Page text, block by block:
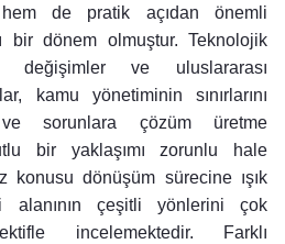
de pratik açıdan önemli
bir dönem olmuştur. Teknolojik
değişimler ve uluslararası
kamu yönetiminin sınırlarını
ve sorunlara çözüm üretme
bir yaklaşımı zorunlu hale
konusu dönüşüm sürecine ışık
alanının çeşitli yönlerini çok
incelemektedir. Farklı